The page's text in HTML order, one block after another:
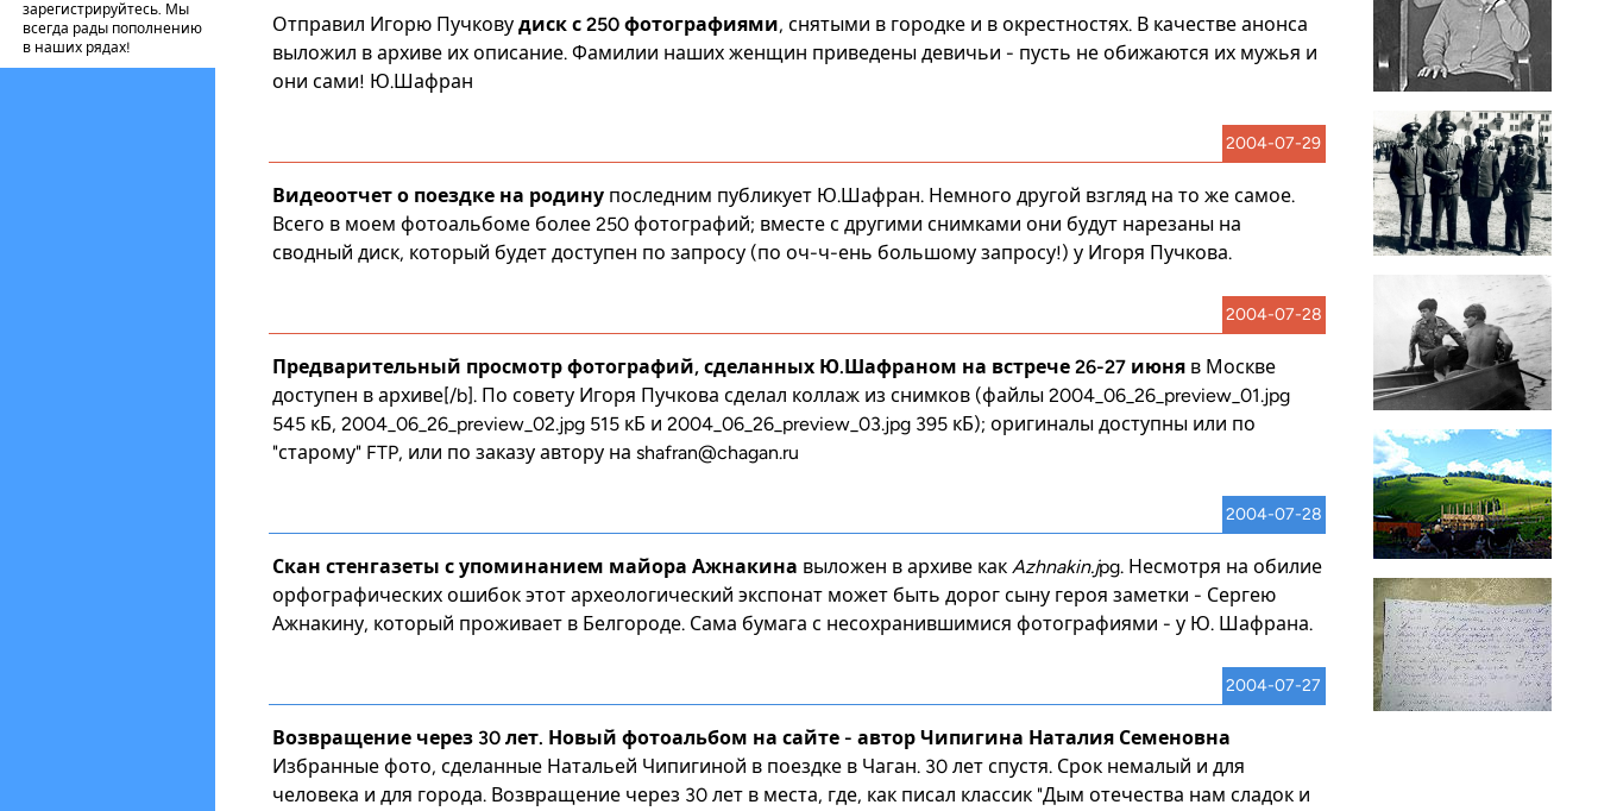
зарегистрируйтесь. Мы
всегда рады пополнению
в наших рядах!
Отправил Игорю Пучкову диск с 250 фотографиями, снятыми в городке и в окрестностях. В качестве анонса
выложил в архиве их описание. Фамилии наших женщин приведены девичьи - пусть не обижаются их мужья и
они сами! Ю.Шафран
2004-07-29
Видеоотчет о поездке на родину последним публикует Ю.Шафран. Немного другой взгляд на то же самое.
Всего в моем фотоальбоме более 250 фотографий; вместе с другими снимками они будут нарезаны на
сводный диск, который будет доступен по запросу (по оч-ч-ень большому запросу!) у Игоря Пучкова.
2004-07-28
Предварительный просмотр фотографий, сделанных Ю.Шафраном на встрече 26-27 июня в Москве
доступен в архиве[/b]. По совету Игоря Пучкова сделал коллаж из снимков (файлы 2004_06_26_preview_01.jpg
545 кБ, 2004_06_26_preview_02.jpg 515 кБ и 2004_06_26_preview_03.jpg 395 кБ); оригиналы доступны или по
"старому" FTP, или по заказу автору на shafran@chagan.ru
2004-07-28
Скан стенгазеты с упоминанием майора Ажнакина выложен в архиве как Azhnakin.jpg. Несмотря на обилие
орфографических ошибок этот археологический экспонат может быть дорог сыну героя заметки - Сергею
Ажнакину, который проживает в Белгороде. Сама бумага с несохранившимися фотографиями - у Ю. Шафрана.
2004-07-27
Возвращение через 30 лет. Новый фотоальбом на сайте - автор Чипигина Наталия Семеновна
Избранные фото, сделанные Натальей Чипигиной в поездке в Чаган. 30 лет спустя. Срок немалый и для
человека и для города. Возвращение через 30 лет в места, где, как писал классик "Дым отечества нам сладок и